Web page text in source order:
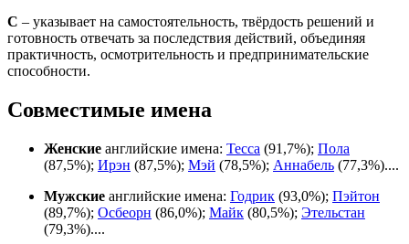
С – указывает на самостоятельность, твёрдость решений и
готовность отвечать за последствия действий, объединяя
практичность, осмотрительность и предпринимательские
способности.
Совместимые имена
Женские английские имена: Тесса (91,7%); Пола
(87,5%); Ирэн (87,5%); Мэй (78,5%); Аннабель (77,3%)....
Мужские английские имена: Годрик (93,0%); Пэйтон
(89,7%); Осбеорн (86,0%); Майк (80,5%); Этельстан
(79,3%)....